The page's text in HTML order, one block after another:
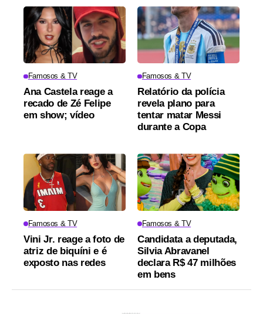
Famosos & TV
Ana Castela reage a
recado de Zé Felipe
em show; vídeo
Famosos & TV
Relatório da polícia
revela plano para
tentar matar Messi
durante a Copa
Famosos & TV
Vini Jr. reage a foto de
atriz de biquíni e é
exposto nas redes
Famosos & TV
Candidata a deputada,
Silvia Abravanel
declara R$ 47 milhões
em bens